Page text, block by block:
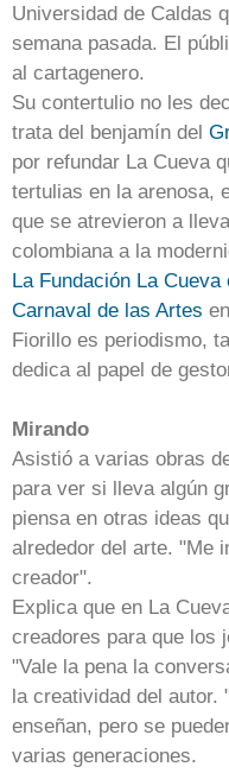
Universidad de Caldas
semana pasada. El
al cartagenero.
Su contertulio no les
trata del benjamín del
por refundar La Cueva
tertulias en la arenosa,
que se atrevieron a
colombiana a la
La Fundación La
Carnaval de las Artes
Fiorillo es periodismo,
dedica al papel de
Mirando
Asistió a varias obras
para ver si lleva algún
piensa en otras ideas
alrededor del arte. "Me
creador".
Explica que en La
creadores para que los
"Vale la pena la
la creatividad del autor.
enseñan, pero se
varias generaciones.